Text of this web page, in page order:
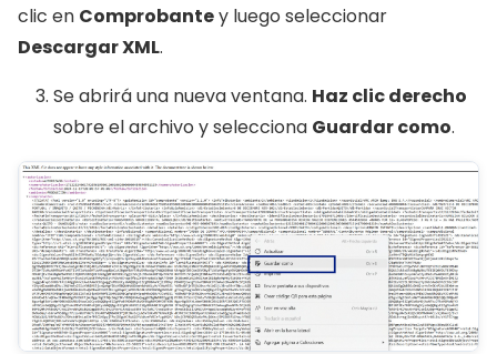
clic en Comprobantey luego seleccionar
Descargar XML.
Se abrirá una nueva ventana. Haz clic derecho
sobre el archivo y selecciona Guardar como.